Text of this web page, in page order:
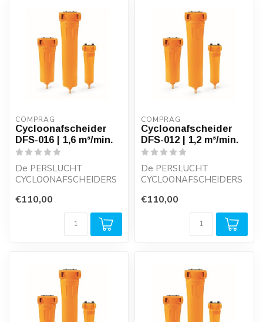
COMPRAG
Cycloonafscheider
DFS-016 | 1,6 m³/min.
De PERSLUCHT
CYCLOONAFSCHEIDERS
minimale drukval en
€110,00
COMPRAG
Cycloonafscheider
DFS-012 | 1,2 m³/min.
De PERSLUCHT
CYCLOONAFSCHEIDERS
minimale drukval en
€110,00